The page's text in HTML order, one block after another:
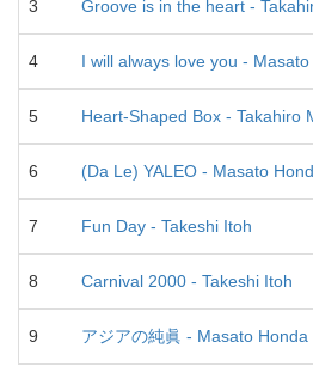
3 Groove is in the heart -
4 I will always love you - Masato
5 Heart-Shaped Box - Takahiro
6 (Da Le) YALEO - Masato
7 Fun Day - Takeshi Itoh
8 Carnival 2000 - Takeshi Itoh
9 アジアの純眞 - Masato Honda